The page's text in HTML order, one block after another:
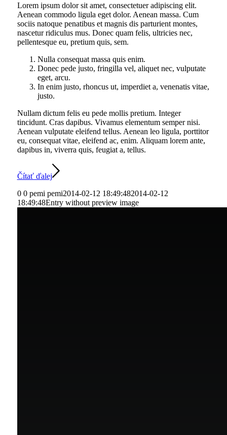
Lorem ipsum dolor sit amet, consectetuer adipiscing elit.
Aenean commodo ligula eget dolor. Aenean massa. Cum
sociis natoque penatibus et magnis dis parturient montes,
nascetur ridiculus mus. Donec quam felis, ultricies nec,
pellentesque eu, pretium quis, sem.
Nulla consequat massa quis enim.
Donec pede justo, fringilla vel, aliquet nec, vulputate
eget, arcu.
In enim justo, rhoncus ut, imperdiet a, venenatis vitae,
justo.
Nullam dictum felis eu pede mollis pretium. Integer
tincidunt. Cras dapibus. Vivamus elementum semper nisi.
Aenean vulputate eleifend tellus. Aenean leo ligula, porttitor
eu, consequat vitae, eleifend ac, enim. Aliquam lorem ante,
dapibus in, viverra quis, feugiat a, tellus.
Čítať ďalej
0 0 pemi pemi2014-02-12 18:49:482014-02-12
18:49:48Entry without preview image